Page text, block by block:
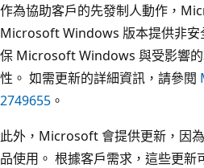
作為協助客戶的先發制人動作，
Microsoft Windows 版本提供非安
保 Microsoft Windows 與受影響
性。 如需更新的詳細資訊，請參閱
2749655 。
此外，Microsoft 會提供更新，因
品使用。 根據客戶需求，這些更新